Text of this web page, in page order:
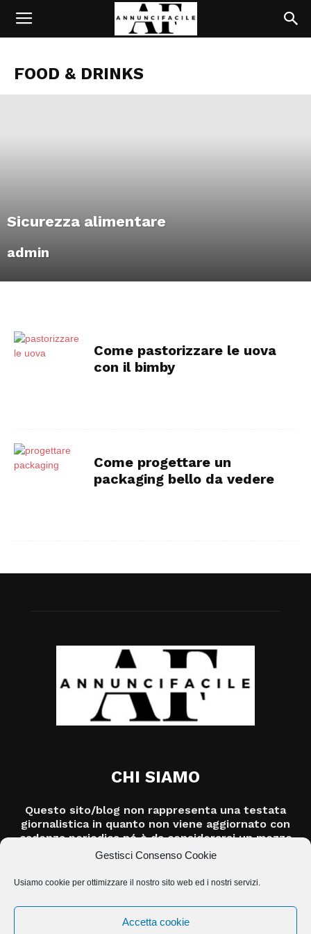
Gestisci Consenso Cookie
Usiamo cookie per ottimizzare il nostro sito web ed i nostri servizi.
Accetta cookie
FOOD & DRINKS
Sicurezza alimentare
admin
Come pastorizzare le uova
con il bimby
Come progettare un
packaging bello da vedere
CHI SIAMO
Questo sito/blog non rappresenta una testata
giornalistica in quanto non viene aggiornato con
cadenza periodica né è da considerarsi un mezzo
di informazione o un prodotto editoriale ai sensi